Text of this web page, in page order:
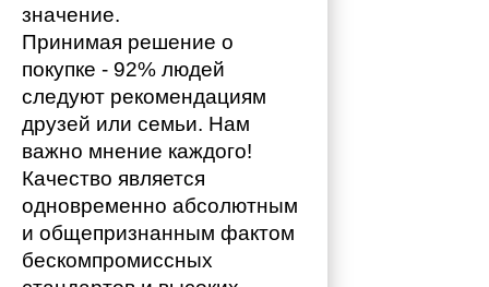
значение.
Принимая решение о
покупке - 92% людей
следуют рекомендациям
друзей или семьи. Нам
важно мнение каждого!
Качество является
одновременно абсолютным
и общепризнанным фактом
бескомпромиссных